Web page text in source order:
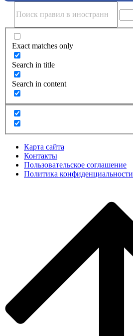
Exact matches only
Search in title
Search in content
Карта сайта
Контакты
Пользовательское соглашение
Политика конфиденциальности